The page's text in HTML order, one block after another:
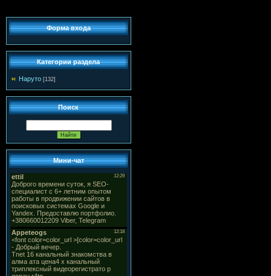
Форма входа
Категории раздела
Наруто [132]
Поиск
Мини-чат